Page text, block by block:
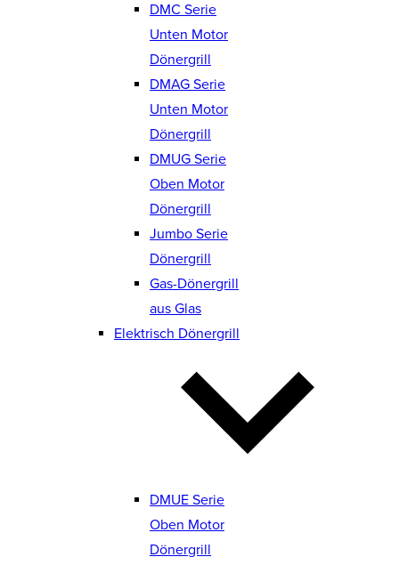
DMC Serie
Unten Motor
Dönergrill
DMAG Serie
Unten Motor
Dönergrill
DMUG Serie
Oben Motor
Dönergrill
Jumbo Serie
Dönergrill
Gas-Dönergrill
aus Glas
Elektrisch Dönergrill
DMUE Serie
Oben Motor
Dönergrill